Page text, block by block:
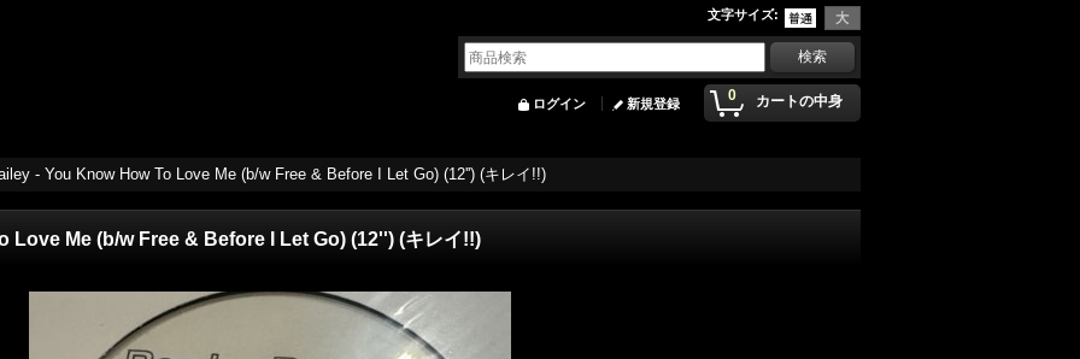
文字サイズ:
0 カートの中身
ログイン 新規登録
- You Know How To Love Me (b/w Free & Before I Let Go) (12'') (キレイ!!)
Me (b/w Free & Before I Let Go) (12'') (キレイ!!)